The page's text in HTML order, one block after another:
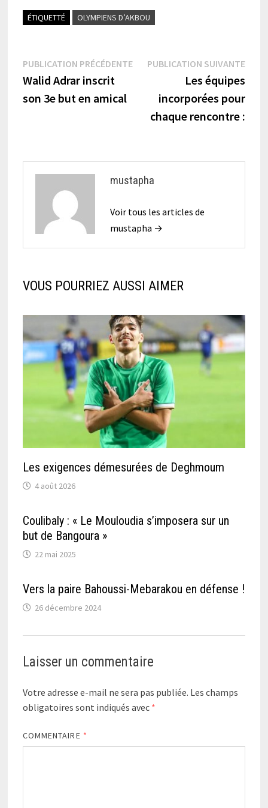
ÉTIQUETTÉ OLYMPIENS D’AKBOU
Navigation
de
PUBLICATION PRÉCÉDENTEPublication
précédente :
Walid Adrar inscrit
son 3e but en amical
PUBLICATION SUIVANTE
Les équipes
incorporées pour
chaque rencontre :
mustapha
Voir tous les articles de
mustapha →
VOUS POURRIEZ AUSSI AIMER
Les exigences démesurées de Deghmoum
4 août 2026
Coulibaly : « Le Mouloudia s’imposera sur un
but de Bangoura »
22 mai 2025
Vers la paire Bahoussi-Mebarakou en défense !
26 décembre 2024
Laisser un commentaire
Votre adresse e-mail ne sera pas publiée. Les champs
obligatoires sont indiqués avec *
COMMENTAIRE *